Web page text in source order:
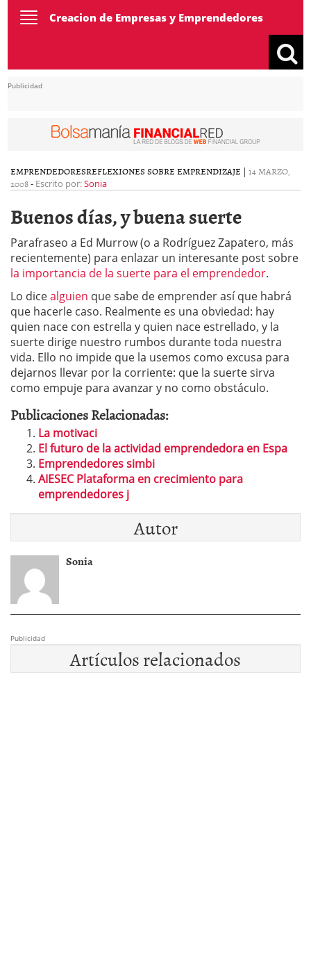
ToggleCreacion de Empresas y Emprendedores
Publicidad
EMPRENDEDORESREFLEXIONES SOBRE EMPRENDIZAJE | 14 MARZO,
2008- Escrito por:Sonia
Buenos días, y buena suerte
Parafraseo a Ed Murrow (o a Rodríguez Zapatero, más
recientemente) para enlazar un interesante post sobre
la importancia de la suerte para el emprendedor.
Lo dicealguien que sabe de emprender así que habrá
que hacerle caso. Realmente es una obviedad: hay
quien nace con estrella y quien nace estrellado, y la
suerte dirige nuestro rumbos durante toda nuestra
vida. Ello no impide que la usemos como excusa para
dejarnos llevar por la corriente: que la suerte sirva
como empuje para avanzar y no como obstáculo.
Publicaciones Relacionadas:
La motivaci
El futuro de la actividad emprendedora en Espa
Emprendedores simbi
AIESEC Plataforma en crecimiento para
emprendedores j
Autor
Sonia
Publicidad
Artículos relacionados